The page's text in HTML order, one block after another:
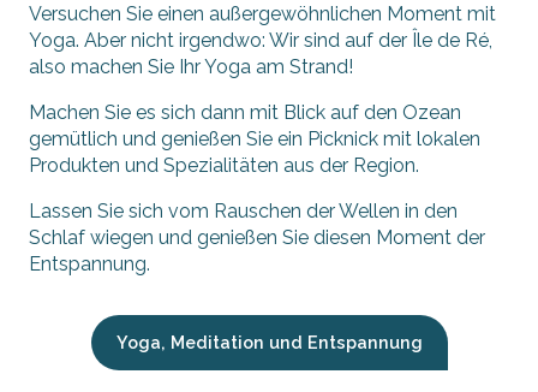
Versuchen Sie einen außergewöhnlichen Moment mit
Yoga. Aber nicht irgendwo: Wir sind auf der Île de Ré,
also machen Sie Ihr Yoga am Strand!
Machen Sie es sich dann mit Blick auf den Ozean
gemütlich und genießen Sie ein Picknick mit lokalen
Produkten und Spezialitäten aus der Region.
Lassen Sie sich vom Rauschen der Wellen in den
Schlaf wiegen und genießen Sie diesen Moment der
Entspannung.
Yoga, Meditation und Entspannung